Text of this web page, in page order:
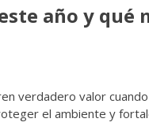
año y
verdadero valor
el ambiente y